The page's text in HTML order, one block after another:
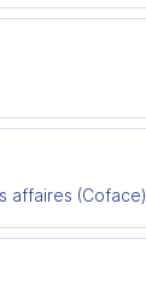
affaires (Coface)